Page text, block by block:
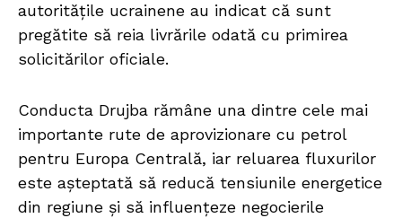
autoritățile ucrainene au indicat că sunt
pregătite să reia livrările odată cu primirea
solicitărilor oficiale.
Conducta Drujba rămâne una dintre cele mai
importante rute de aprovizionare cu petrol
pentru Europa Centrală, iar reluarea fluxurilor
este așteptată să reducă tensiunile energetice
din regiune și să influențeze negocierile